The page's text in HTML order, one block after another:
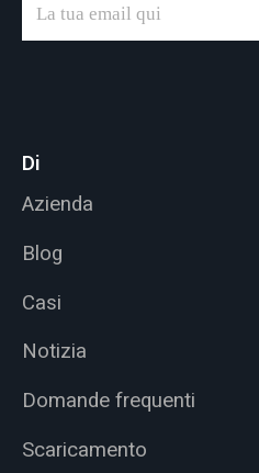
Di
Azienda
Blog
Casi
Notizia
Domande frequenti
Scaricamento